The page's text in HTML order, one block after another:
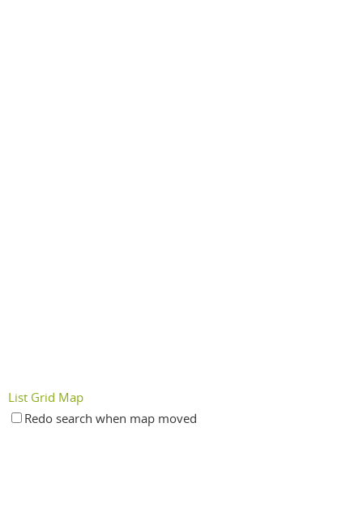
List Grid Map
Redo search when map moved